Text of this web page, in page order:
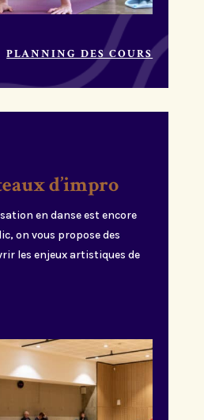
PLANNING DES COURS
d’impro
en danse est encore
on vous propose des
les enjeux artistiques de